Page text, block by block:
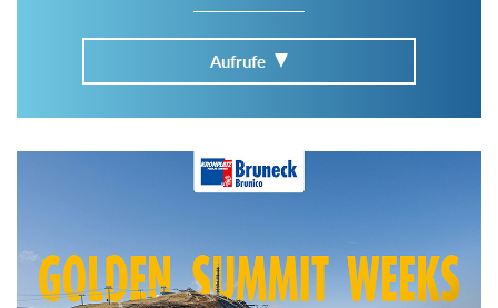
Aufrufe
Im Tourenarchiv suchen